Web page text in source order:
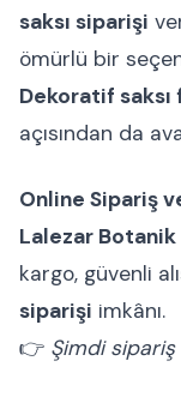
saksı siparişi
ömürlü bir
Dekoratif saksı
açısından da
Online Sipariş
Lalezar Botanik
kargo, güvenli
siparişi imkânı.
👉 Şimdi sipariş